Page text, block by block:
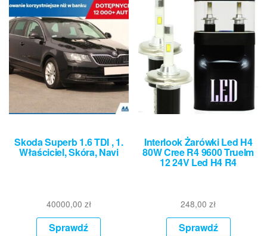
Skoda Superb 1.6 TDI , 1.
Właściciel, Skóra, Navi
40000,00 zł
Sprawdź
Interlook Żarówki Led H4
80W Cree R4 9600 Truelm
12 24V Led H4 R4
248,00zł
Sprawdź